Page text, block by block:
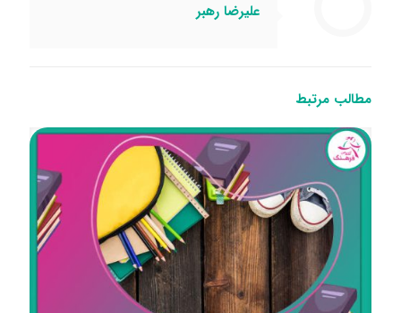
علیرضا رهبر
مطالب مرتبط